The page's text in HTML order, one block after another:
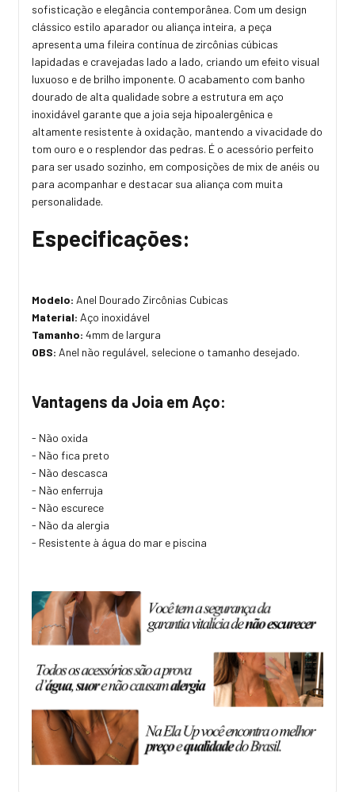
sofisticação e elegância contemporânea. Com um design
clássico estilo aparador ou aliança inteira, a peça
apresenta uma fileira contínua de zircônias cúbicas
lapidadas e cravejadas lado a lado, criando um efeito visual
luxuoso e de brilho imponente. O acabamento com banho
dourado de alta qualidade sobre a estrutura em aço
inoxidável garante que a joia seja hipoalergênica e
altamente resistente à oxidação, mantendo a vivacidade do
tom ouro e o resplendor das pedras. É o acessório perfeito
para ser usado sozinho, em composições de mix de anéis ou
para acompanhar e destacar sua aliança com muita
personalidade.
Especificações:
Modelo: Anel Dourado Zircônias Cubicas
Material: Aço inoxidável
Tamanho: 4mm de largura
OBS: Anel não regulável, selecione o tamanho desejado.
Vantagens da Joia em Aço:
- Não oxida
- Não fica preto
- Não descasca
- Não enferruja
- Não escurece
- Não da alergia
- Resistente à água do mar e piscina